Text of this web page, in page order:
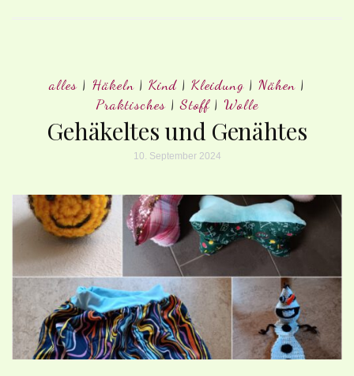
alles | Häkeln | Kind | Kleidung | Nähen |
Praktisches |Stoff| Wolle
Gehäkeltes und Genähtes
10. September 2024